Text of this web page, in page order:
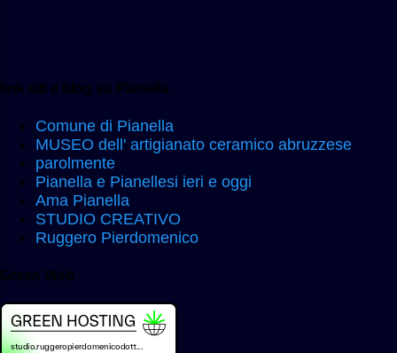
link siti e blog su Pianella
Comune di Pianella
MUSEO dell' artigianato ceramico abruzzese
parolmente
Pianella e Pianellesi ieri e oggi
Ama Pianella
STUDIO CREATIVO
Ruggero Pierdomenico
Green Web